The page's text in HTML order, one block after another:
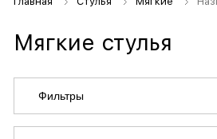
Мягкие стулья
Фильтры